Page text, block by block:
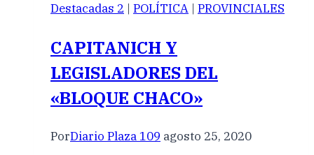
Destacadas 2 | POLÍTICA | PROVINCIALES
CAPITANICH Y
LEGISLADORES DEL
«BLOQUE CHACO»
PorDiario Plaza 109 agosto 25, 2020